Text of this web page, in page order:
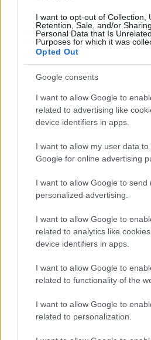
I want to opt-out of Collection,
Retention, Sale, and/or
Personal Data that Is
Purposes for which it was
Opted Out
Google consents
I want to allow Google to
related to advertising like
device identifiers in apps.
I want to allow my user data
Google for online advertising
I want to allow Google to send
personalized advertising.
I want to allow Google to
related to analytics like
device identifiers in apps.
I want to allow Google to
related to functionality of the
I want to allow Google to
related to personalization.
A Volkswagen év
rali-világbajnokságból
• 2016. november 01.
árnyékában nem veszi ki jól
tízmilliókat költenek